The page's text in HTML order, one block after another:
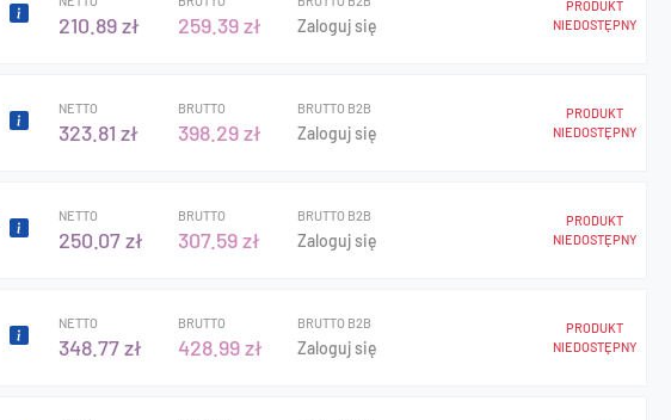
210.89 zł 259.39 zł Zaloguj się
PRODUKT
NIEDOSTĘPNY
NETTO
323.81 zł
BRUTTO
398.29 zł
BRUTTO B2B
Zaloguj się
PRODUKT
NIEDOSTĘPNY
NETTO
250.07 zł
BRUTTO
307.59 zł
BRUTTO B2B
Zaloguj się
PRODUKT
NIEDOSTĘPNY
NETTO
348.77 zł
BRUTTO
428.99 zł
BRUTTO B2B
Zaloguj się
PRODUKT
NIEDOSTĘPNY